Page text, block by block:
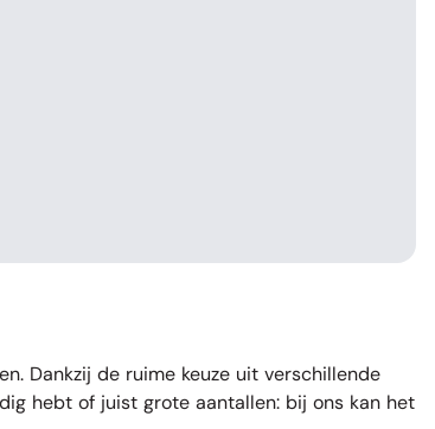
Dankzij de ruime keuze uit verschillende
hebt of juist grote aantallen: bij ons kan het